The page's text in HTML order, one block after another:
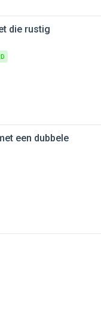
die rustig
een dubbele